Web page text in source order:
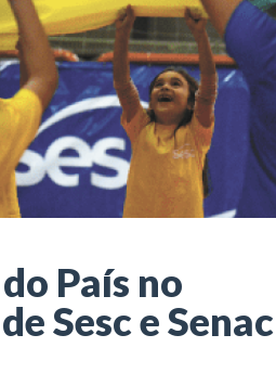
País no
Sesc e Senac